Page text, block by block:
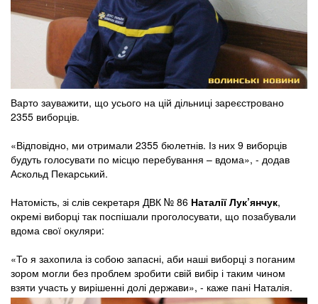
Варто зауважити, що усього на цій дільниці зареєстровано
2355 виборців.
«Відповідно, ми отримали 2355 бюлетнів. Із них 9 виборців
будуть голосувати по місцю перебування – вдома», - додав
Аскольд Пекарський.
Натомість, зі слів секретаря ДВК № 86 Наталії Лук’янчук,
окремі виборці так поспішали проголосувати, що позабували
вдома свої окуляри:
«То я захопила із собою запасні, аби наші виборці з поганим
зором могли без проблем зробити свій вибір і таким чином
взяти участь у вирішенні долі держави», - каже пані Наталія.